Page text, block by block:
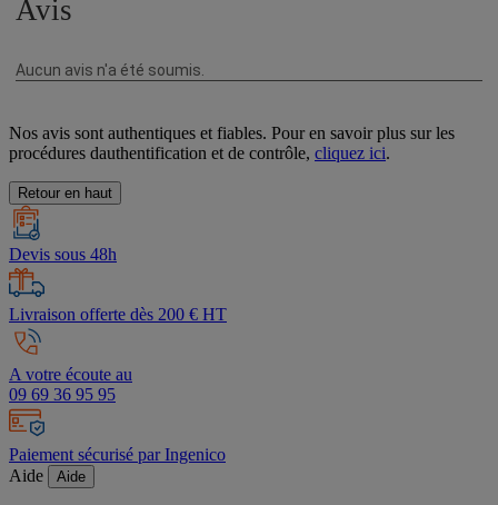
Nos avis sont authentiques et fiables. Pour en savoir plus sur les
procédures dauthentification et de contrôle, cliquez ici.
Retour en haut
Devis sous 48h
Livraison offerte dès 200 € HT
A votre écoute au
09 69 36 95 95
Paiement sécurisé par Ingenico
Aide
Aide